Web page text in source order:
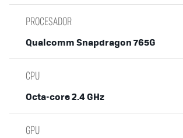
PROCESADOR
Qualcomm Snapdragon 765G
CPU
Octa-core 2.4 GHz
GPU